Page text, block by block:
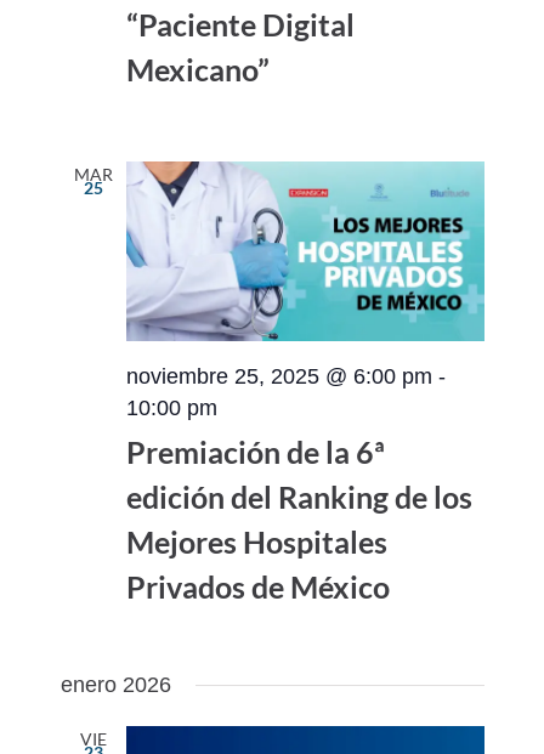
“Paciente Digital
Mexicano”
MAR
25
noviembre 25, 2025 @ 6:00 pm -
10:00 pm
Premiación de la 6ª
edición del Ranking de los
Mejores Hospitales
Privados de México
enero 2026
VIE